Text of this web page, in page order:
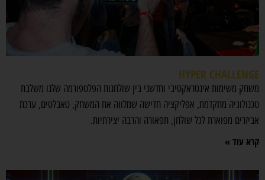
HYPER CHALLENGE
משחק משימות אינטראקטיבי וחדשני בין שולחנות הפלטפורמה שלנו משלבת
טכנולוגיה מתקדמת, אפליקציה חדישה שמלווה את המשחק, טאבלטים, ערכת
אביזרים מפוארת לכל שולחן, תפאורה והרבה יצירתיות.
קרא עוד »